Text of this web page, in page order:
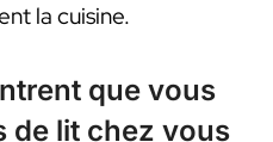
la cuisine.
que vous
de lit chez vous